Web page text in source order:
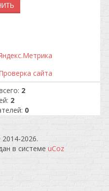
2
2
0
2026.
в системе uCoz